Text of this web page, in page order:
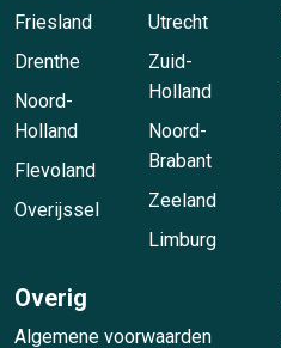
Friesland
Drenthe
Noord-
Holland
Flevoland
Overijssel
Utrecht
Zuid-
Holland
Noord-
Brabant
Zeeland
Limburg
Overig
Algemene voorwaarden